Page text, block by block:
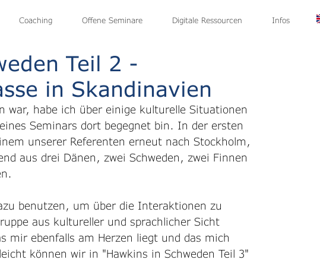
Coaching Offene Seminare Digitale Ressourcen Infos
Seminartermine WebCoaching Über uns News Kontakt
Teil 2 -
in Skandinavien
war, habe ich über einige kulturelle Situationen
Seminars dort begegnet bin. In der ersten
unserer Referenten erneut nach Stockholm,
aus drei Dänen, zwei Schweden, zwei Finnen
benutzen, um über die Interaktionen zu
aus kultureller und sprachlicher Sicht
mir ebenfalls am Herzen liegt und das mich
können wir in "Hawkins in Schweden Teil 3"